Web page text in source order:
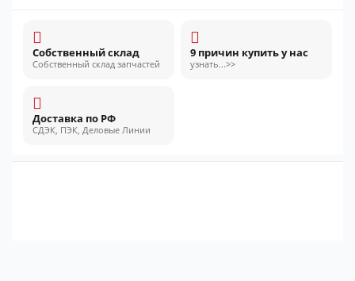
Собственный склад
Собственный склад запчастей
9 причин купить у нас
узнать...>>
Доставка по РФ
СДЭК, ПЭК, Деловые Линии